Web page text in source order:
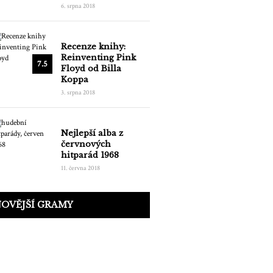
6. srpna 2018
7.5
Recenze knihy:
Reinventing Pink
Floyd od Billa
Koppa
3. srpna 2018
Nejlepší alba z
červnových
hitparád 1968
11. června 2018
GRAMY